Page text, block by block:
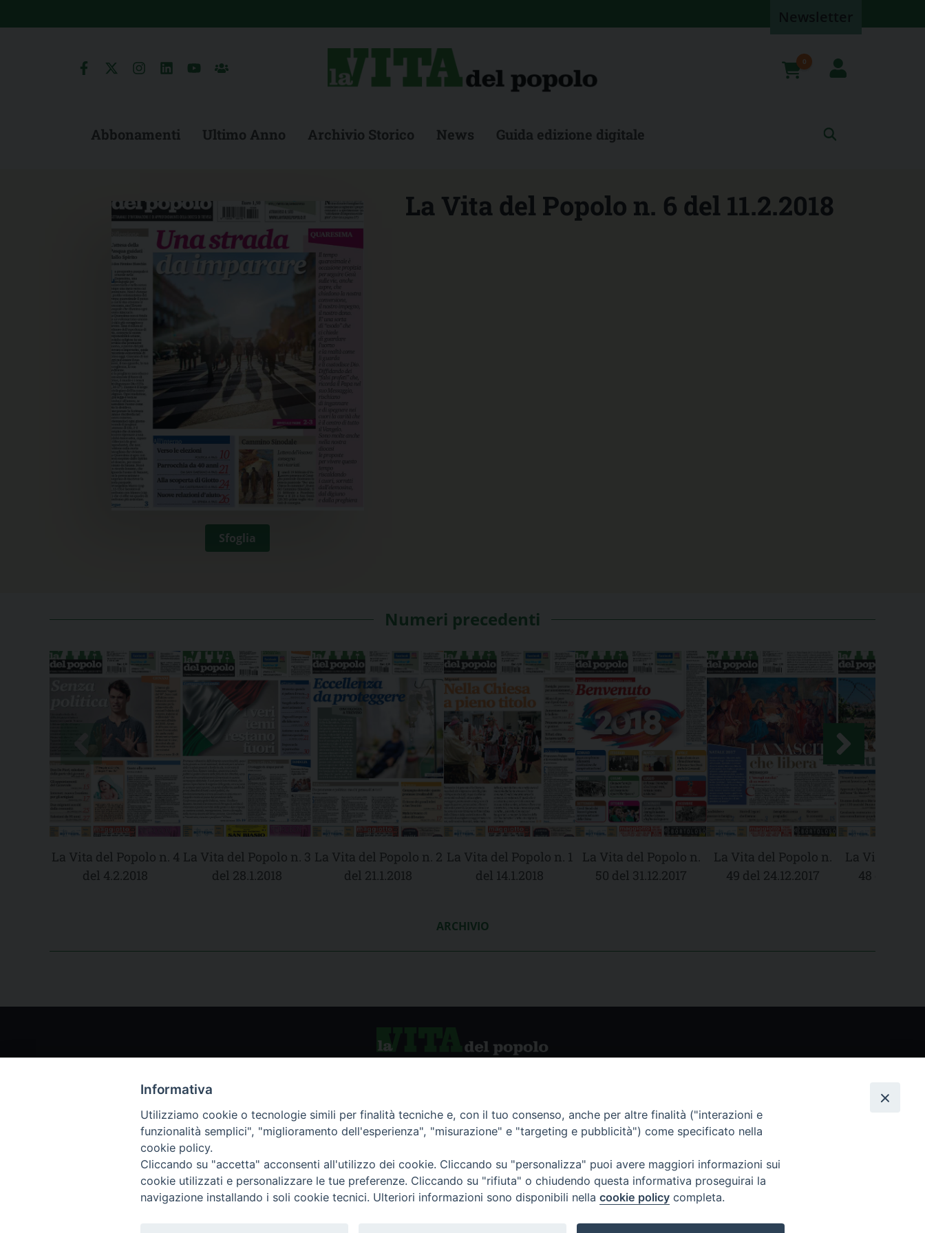
to
0
Abbonamenti Ultimo Anno Archivio Storico News Guida edizione digitale
Sfoglia
La Vita del Popolo n. 6 del 11.2.2018
Numeri precedenti
La Vita del Popolo n. 4
del 4.2.2018
La Vita del Popolo n. 3
del 28.1.2018
La Vita del Popolo n. 2
del 21.1.2018
La Vita del Popolo n. 1
del 14.1.2018
La Vita del Popolo n.
50 del 31.12.2017
La Vita del Popolo n.
49 del 24.12.2017
La Vita del
48 del
ARCHIVIO
Chi siamo
Servizio Clienti
Archivio rivista
Abbonamenti
Informativa
Utilizziamo cookie o tecnologie simili per finalità tecniche e, con il tuo consenso, anche per altre finalità ("interazioni e
funzionalità semplici", "miglioramento dell'esperienza", "misurazione" e "targeting e pubblicità") come specificato nella
cookie policy.
Cliccando su "accetta" acconsenti all'utilizzo dei cookie. Cliccando su "personalizza" puoi avere maggiori informazioni sui
cookie utilizzati e personalizzare le tue preferenze. Cliccando su "rifiuta" o chiudendo questa informativa proseguirai la
navigazione installando i soli cookie tecnici. Ulteriori informazioni sono disponibili nella cookie policy completa.